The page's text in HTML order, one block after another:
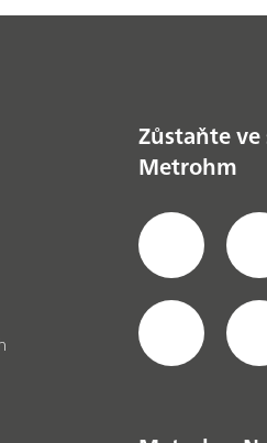
Zůstaňte
Metrohm